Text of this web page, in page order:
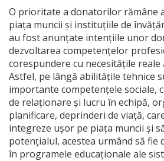
O prioritate a donatorilor rămâne
piața muncii și instituțiile de
au fost anunțate intențiile unor
dezvoltarea competențelor
corespundere cu necesitățile
Astfel, pe lângă abilitățile tehnice
importante competențele sociale,
de relaționare și lucru în echipă,
planificare, deprinderi de viață,
integreze ușor pe piața muncii și
potențialul, acestea urmând să fie
în programele educaționale ale